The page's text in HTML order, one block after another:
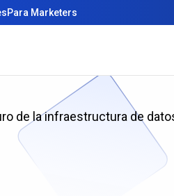
Para Marketers
de la infraestructura de